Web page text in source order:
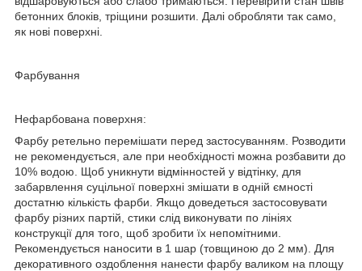
бетонних блоків, тріщини розшити. Далі обробляти так само,
як нові поверхні.
Фарбування
Нефарбована поверхня:
Фарбу ретельно перемішати перед застосуванням. Розводити
не рекомендується, але при необхідності можна розбавити до
10% водою. Щоб уникнути відмінностей у відтінку, для
забарвлення суцільної поверхні змішати в одній ємності
достатню кількість фарби. Якщо доведеться застосовувати
фарбу різних партій, стики слід виконувати по лініях
конструкції для того, щоб зробити їх непомітними.
Рекомендується наносити в 1 шар (товщиною до 2 мм). Для
декоративного оздоблення нанести фарбу валиком на площу